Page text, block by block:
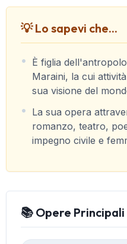
💡 Lo sapevi che...
È figlia
Maraini, la cui
sua visione del
La sua opera
romanzo, teatro,
impegno civile e
📚 Opere Principali